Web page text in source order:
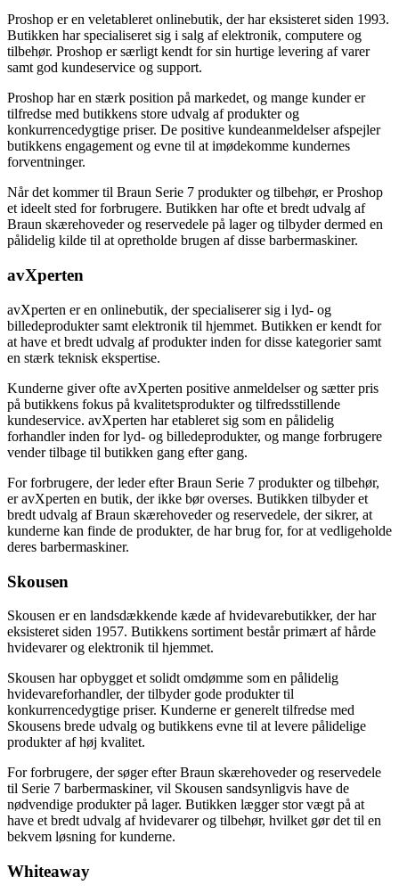
Proshop er en veletableret onlinebutik, der har eksisteret siden 1993.
Butikken har specialiseret sig i salg af elektronik, computere og
tilbehør. Proshop er særligt kendt for sin hurtige levering af varer
samt god kundeservice og support.
Proshop har en stærk position på markedet, og mange kunder er
tilfredse med butikkens store udvalg af produkter og
konkurrencedygtige priser. De positive kundeanmeldelser afspejler
butikkens engagement og evne til at imødekomme kundernes
forventninger.
Når det kommer til Braun Serie 7 produkter og tilbehør, er Proshop
et ideelt sted for forbrugere. Butikken har ofte et bredt udvalg af
Braun skærehoveder og reservedele på lager og tilbyder dermed en
pålidelig kilde til at opretholde brugen af ​​disse barbermaskiner.
avXperten
avXperten er en onlinebutik, der specialiserer sig i lyd- og
billedeprodukter samt elektronik til hjemmet. Butikken er kendt for
at have et bredt udvalg af produkter inden for disse kategorier samt
en stærk teknisk ekspertise.
Kunderne giver ofte avXperten positive anmeldelser og sætter pris
på butikkens fokus på kvalitetsprodukter og tilfredsstillende
kundeservice. avXperten har etableret sig som en pålidelig
forhandler inden for lyd- og billedeprodukter, og mange forbrugere
vender tilbage til butikken gang efter gang.
For forbrugere, der leder efter Braun Serie 7 produkter og tilbehør,
er avXperten en butik, der ikke bør overses. Butikken tilbyder et
bredt udvalg af Braun skærehoveder og reservedele, der sikrer, at
kunderne kan finde de produkter, de har brug for, for at vedligeholde
deres barbermaskiner.
Skousen
Skousen er en landsdækkende kæde af hvidevarebutikker, der har
eksisteret siden 1957. Butikkens sortiment består primært af hårde
hvidevarer og elektronik til hjemmet.
Skousen har opbygget et solidt omdømme som en pålidelig
hvidevareforhandler, der tilbyder gode produkter til
konkurrencedygtige priser. Kunderne er generelt tilfredse med
Skousens brede udvalg og butikkens evne til at levere pålidelige
produkter af høj kvalitet.
For forbrugere, der søger efter Braun skærehoveder og reservedele
til Serie 7 barbermaskiner, vil Skousen sandsynligvis have de
nødvendige produkter på lager. Butikken lægger stor vægt på at
have et bredt udvalg af hvidevarer og tilbehør, hvilket gør det til en
bekvem løsning for kunderne.
Whiteaway